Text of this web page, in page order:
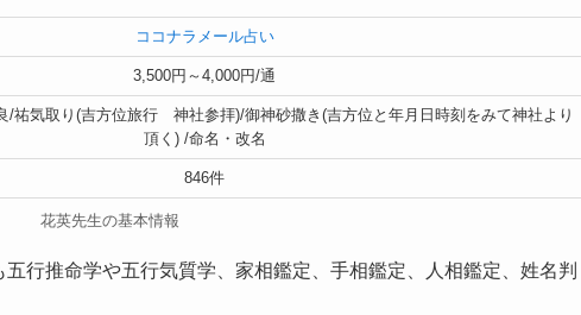
ココナラメール占い
3,500円～4,000円/通
/祐気取り(吉方位旅行 神社参拝)/御神砂撒き(吉方位と年月日時刻をみて神社より
頂く) /命名・改名
846件
花英先生の基本情報
行推命学や五行気質学、家相鑑定、手相鑑定、人相鑑定、姓名判